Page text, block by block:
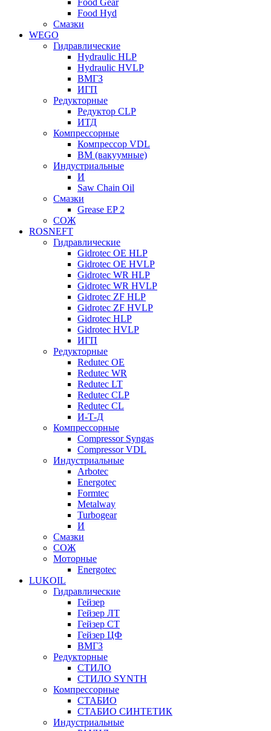
Food Gear
Food Hyd
Смазки
WEGO
Гидравлические
Hydraulic HLP
Hydraulic HVLP
ВМГЗ
ИГП
Редукторные
Редуктор CLP
ИТД
Компрессорные
Компрессор VDL
ВМ (вакуумные)
Индустриальные
И
Saw Chain Oil
Смазки
Grease EP 2
СОЖ
ROSNEFT
Гидравлические
Gidrotec OE HLP
Gidrotec OE HVLP
Gidrotec WR HLP
Gidrotec WR HVLP
Gidrotec ZF HLP
Gidrotec ZF HVLP
Gidrotec HLP
Gidrotec HVLP
ИГП
Редукторные
Redutec OE
Redutec WR
Redutec LT
Redutec CLP
Redutec CL
И-Т-Д
Компрессорные
Compressor Syngas
Compressor VDL
Индустриальные
Arbotec
Energotec
Formtec
Metalway
Turbogear
И
Смазки
СОЖ
Моторные
Energotec
LUKOIL
Гидравлические
Гейзер
Гейзер ЛТ
Гейзер СТ
Гейзер ЦФ
ВМГЗ
Редукторные
СТИЛО
СТИЛО SYNTH
Компрессорные
СТАБИО
СТАБИО СИНТЕТИК
Индустриальные